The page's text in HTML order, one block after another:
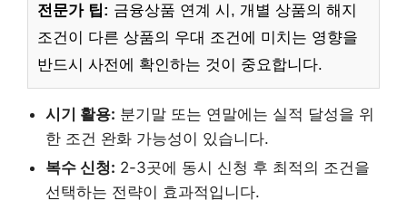
전문가 팁: 금융상품 연계 시, 개별 상품의 해지
조건이 다른 상품의 우대 조건에 미치는 영향을
반드시 사전에 확인하는 것이 중요합니다.
시기 활용: 분기말 또는 연말에는 실적 달성을 위
한 조건 완화 가능성이 있습니다.
복수 신청: 2-3곳에 동시 신청 후 최적의 조건을
선택하는 전략이 효과적입니다.